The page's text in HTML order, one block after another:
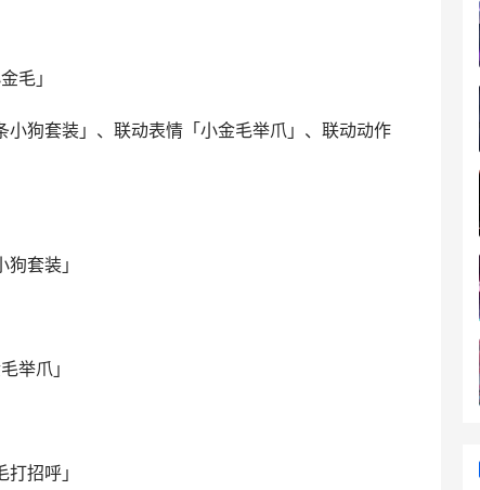
毛」
狗套装」、联动表情「小金毛举爪」、联动动作
套装」
举爪」
招呼」